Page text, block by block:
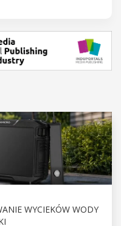
WYCIEKÓW WODY